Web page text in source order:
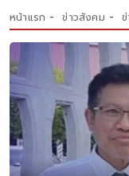
หน้าแรก ข่าวสังคม